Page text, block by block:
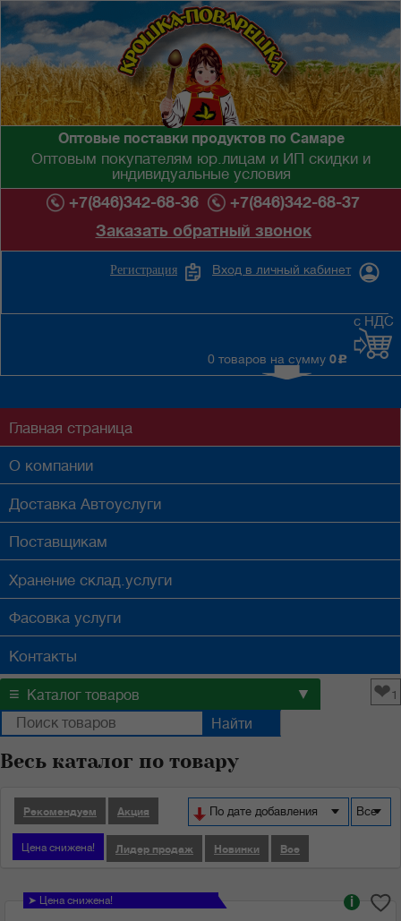
Оптовые поставки продуктов по Самаре
Оптовым покупателям юр.лицам и ИП скидки и
индивидуальные условия
+7(846)342-68-36
+7(846)342-68-37
Заказать обратный звонок
Вход в личный кабинет
Регистрация
0 товаров на сумму 0 c
с НДС
Главная страница
О компании
Доставка Автоуслуги
Поставщикам
Хранение склад.услуги
Фасовка услуги
Контакты
≡ Каталог товаров ▼ ❤1
Весь каталог по товару
Все
По дате добавления
Рекомендуем Акция
Цена снижена! Лидер продаж Новинки Все
➤ Цена снижена! i